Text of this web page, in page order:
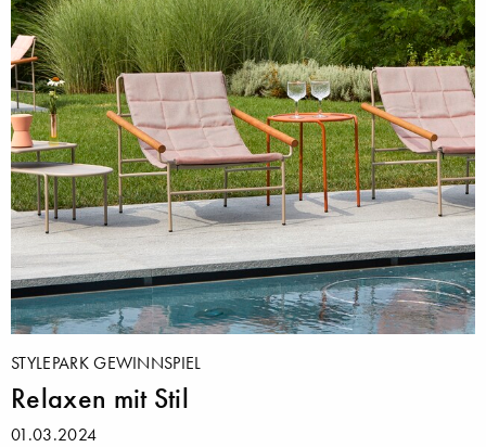
STYLEPARK GEWINNSPIEL
Relaxen mit Stil
01.03.2024